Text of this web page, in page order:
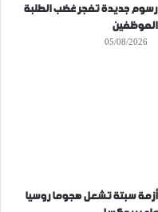
رسوم جديدة تفجر غضب الطلبة
الموظفين
05/08/2026
أزمة سبتة تشعل هجوما روسيا